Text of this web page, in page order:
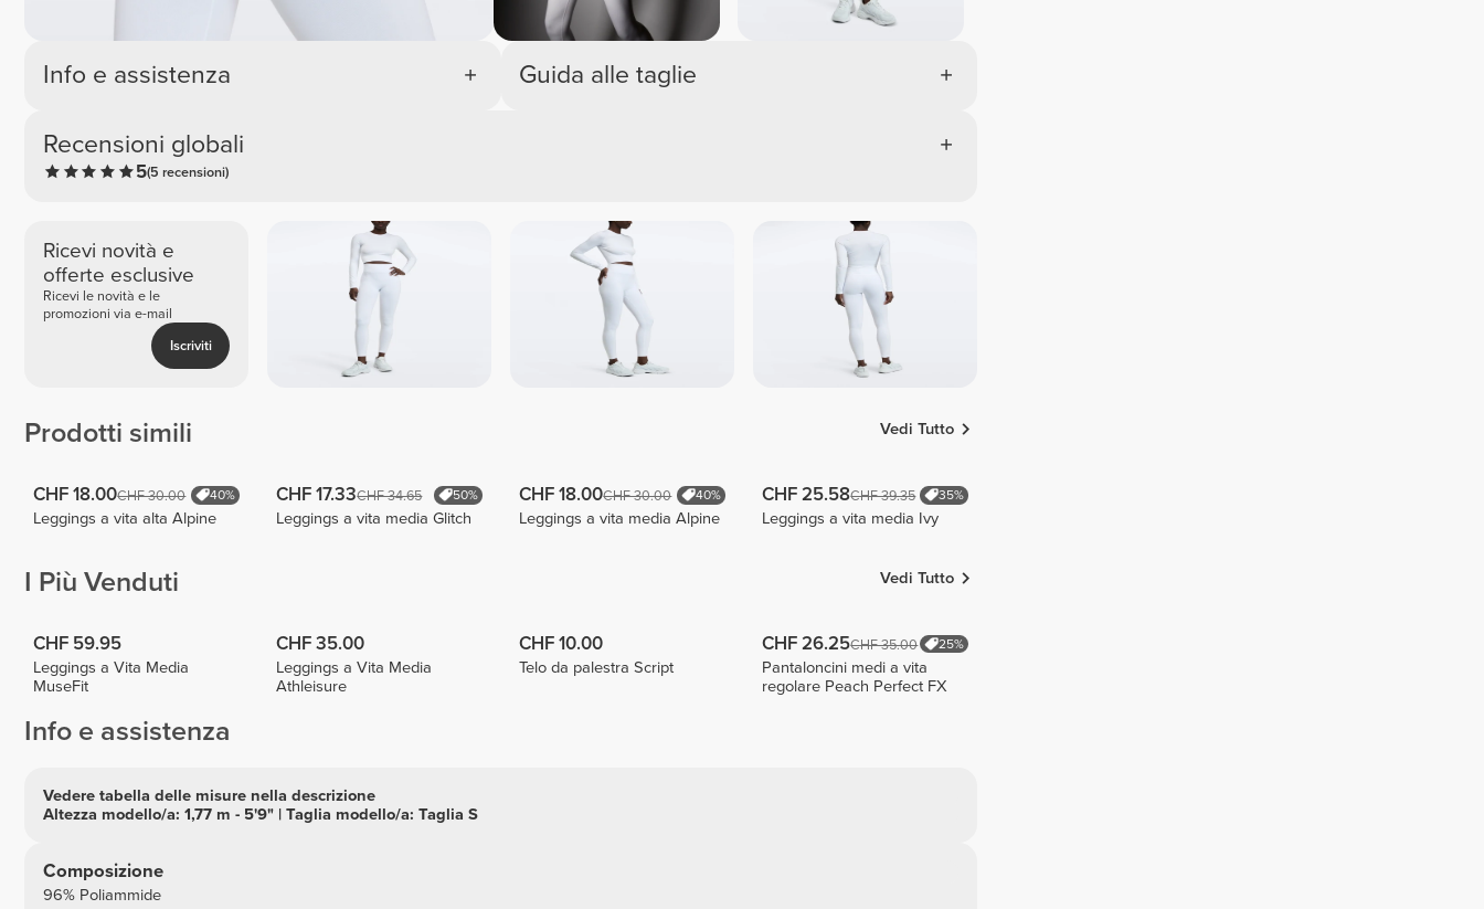
Info e assistenza
Recensioni globali
5(5 recensioni)
Guida alle taglie
Ricevi novità e
offerte esclusive
Ricevi le novità e le
promozioni via e-mail
Iscriviti
Prodotti simili Vedi Tutto
CHF 18.00CHF 30.00 40%
Leggings a vita alta Alpine
CHF 17.33CHF 34.65 50%
Leggings a vita media Glitch
CHF 18.00CHF 30.00 40%
Leggings a vita media Alpine
CHF 25.58CHF 39.35 35%
Leggings a vita media Ivy
I Più Venduti Vedi Tutto
CHF 59.95
Leggings a Vita Media
MuseFit
CHF 35.00
Leggings a Vita Media
Athleisure
CHF 10.00
Telo da palestra Script
CHF 26.25CHF 35.00 25%
Pantaloncini medi a vita
regolare Peach Perfect FX
Info e assistenza
Vedere tabella delle misure nella descrizione
Altezza modello/a: 1,77 m - 5'9" | Taglia modello/a: Taglia S
Composizione
96% Poliammide